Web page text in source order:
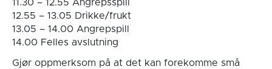
11.30 – 12.55 Angrepsspill
12.55 – 13.05 Drikke/frukt
13.05 – 14.00 Angrepspill
14.00 Felles avslutning
Gjør oppmerksom på at det kan forekomme små